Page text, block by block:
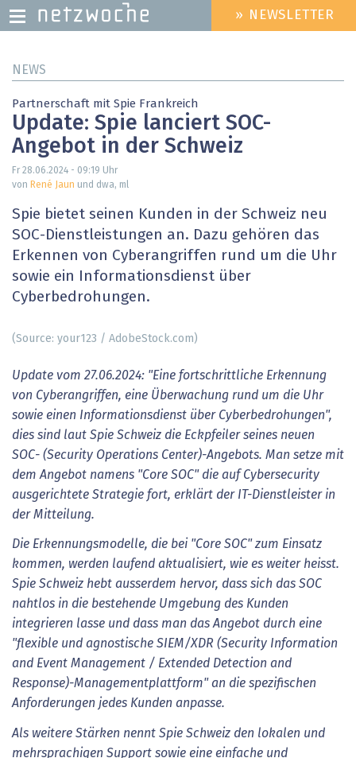
zum
HEADER
MENU
» NEWSLETTER
NEWS
Partnerschaft mit Spie Frankreich
Update: Spie lanciert SOC-
Angebot in der Schweiz
Fr 28.06.2024 - 09:19 Uhr
von René Jaun und dwa, ml
Spie bietet seinen Kunden in der Schweiz neu
SOC-Dienstleistungen an. Dazu gehören das
Erkennen von Cyberangriffen rund um die Uhr
sowie ein Informationsdienst über
Cyberbedrohungen.
(Source: your123 / AdobeStock.com)
Update vom 27.06.2024: "Eine fortschrittliche Erkennung
von Cyberangriffen, eine Überwachung rund um die Uhr
sowie einen Informationsdienst über Cyberbedrohungen",
dies sind laut Spie Schweiz die Eckpfeiler seines neuen
SOC- (Security Operations Center)-Angebots. Man setze mit
dem Angebot namens "Core SOC" die auf Cybersecurity
ausgerichtete Strategie fort, erklärt der IT-Dienstleister in
der Mitteilung.
Die Erkennungsmodelle, die bei "Core SOC" zum Einsatz
kommen, werden laufend aktualisiert, wie es weiter heisst.
Spie Schweiz hebt ausserdem hervor, dass sich das SOC
nahtlos in die bestehende Umgebung des Kunden
integrieren lasse und dass man das Angebot durch eine
"flexible und agnostische SIEM/XDR (Security Information
and Event Management / Extended Detection and
Response)-Managementplattform" an die spezifischen
Anforderungen jedes Kunden anpasse.
Als weitere Stärken nennt Spie Schweiz den lokalen und
mehrsprachigen Support sowie eine einfache und